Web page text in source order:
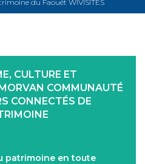
du Faouët WIVISITES
CULTURE ET
COMMUNAUTÉ
CONNECTÉS DE
patrimoine en toute